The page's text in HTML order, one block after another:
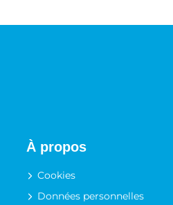
À propos
Cookies
Données personnelles